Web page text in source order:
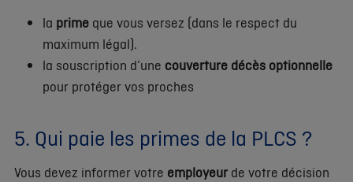
la prime que vous versez (dans le respect du
maximum légal).
la souscription d’une couverture décès optionnelle
pour protéger vos proches
5. Qui paie les primes de la PLCS ?
Vous devez informer votre employeur de votre décision